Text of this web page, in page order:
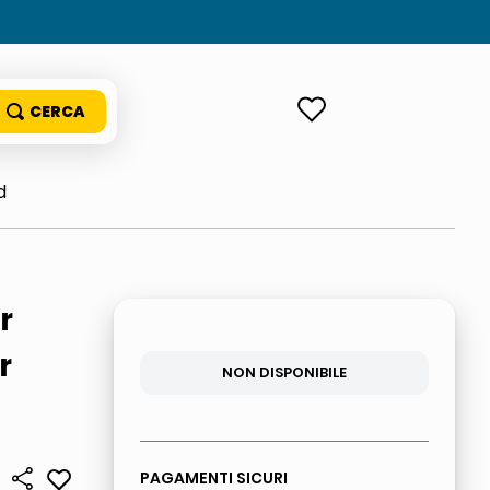
NON DISPONIBILE
PAGAMENTI SICURI